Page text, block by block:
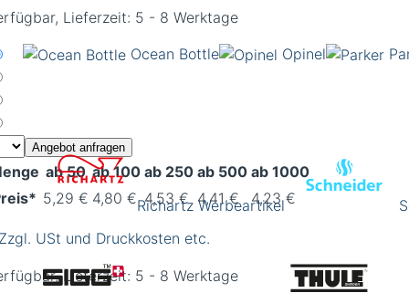
Ocean Bottle Opinel
Richartz Werbeartikel
Lieferzeit: 5 - 8 Werktage
Angebot anfragen
ab 50 ab 100 ab 250 ab 500 ab 1000
5,29 € 4,80 € 4,53 € 4,41 € 4,23 €
USt und Druckkosten etc.
Lieferzeit: 5 - 8 Werktage